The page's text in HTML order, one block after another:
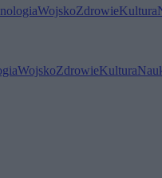
WojskoZdrowieKultura
WojskoZdrowieKultura